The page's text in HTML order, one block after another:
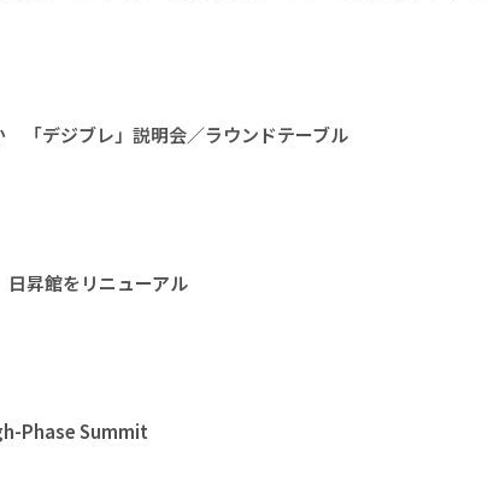
「デジブレ」説明会／ラウンドテーブル
昇館をリニューアル
Phase Summit